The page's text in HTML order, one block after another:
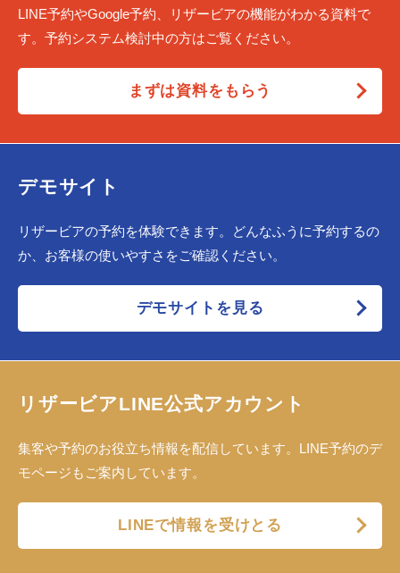
LINE予約やGoogle予約、リザービアの機能がわかる資料で
す。予約システム検討中の方はご覧ください。
まずは資料をもらう
デモサイト
リザービアの予約を体験できます。どんなふうに予約するの
か、お客様の使いやすさをご確認ください。
デモサイトを見る
リザービアLINE公式アカウント
集客や予約のお役立ち情報を配信しています。LINE予約のデ
モページもご案内しています。
LINEで情報を受けとる